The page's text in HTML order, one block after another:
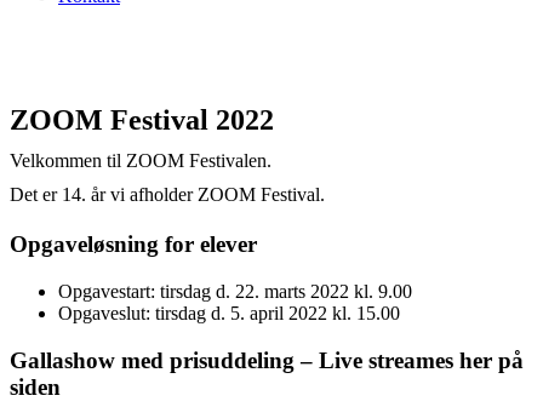
ZOOM Festival 2022
Velkommen til ZOOM Festivalen.
Det er 14. år vi afholder ZOOM Festival.
Opgaveløsning for elever
Opgavestart: tirsdag d. 22. marts 2022 kl. 9.00
Opgaveslut: tirsdag d. 5. april 2022 kl. 15.00
Gallashow med prisuddeling – Live streames her på
siden